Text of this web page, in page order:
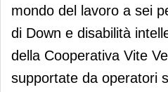
mondo del lavoro a sei
di Down e disabilità
della Cooperativa Vite
supportate da operatori